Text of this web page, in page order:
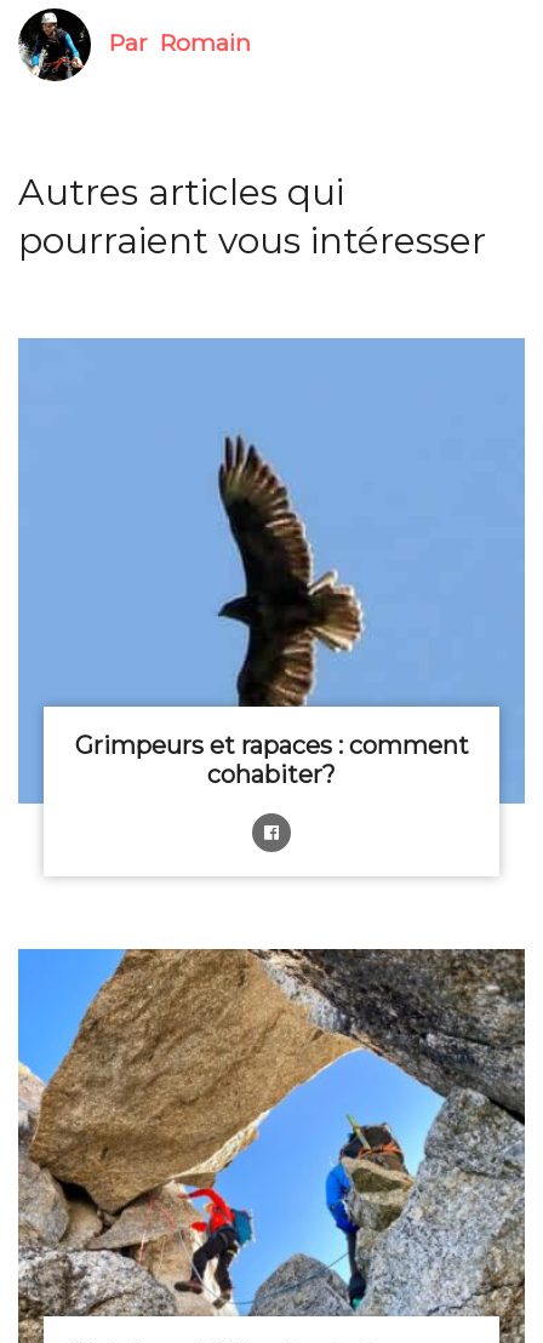
Par Romain
Autres articles qui
pourraient vous intéresser
Grimpeurs et rapaces : comment
cohabiter?